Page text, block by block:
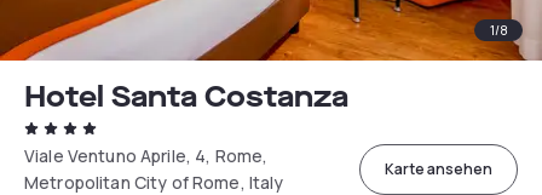
1/8
Hotel Santa Costanza
Viale Ventuno Aprile, 4, Rome,
Metropolitan City of Rome, Italy
Karte ansehen